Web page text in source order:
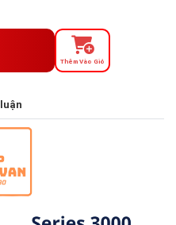
Thêm Vào Giỏ